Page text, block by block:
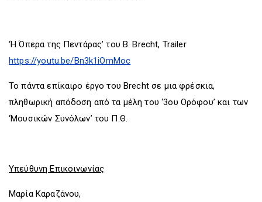
‘Η Όπερα της Πεντάρας’ του B. Brecht, Trailer
https://youtu.be/Bn3k1iOmMoc
Το πάντα επίκαιρο έργο του Brecht σε μια φρέσκια,
πληθωρική απόδοση από τα μέλη του ‘3ου Ορόφου’ και των
‘Μουσικών Συνόλων’ του Π.Θ.
Υπεύθυνη Επικοινωνίας
Μαρία Καραζάνου,